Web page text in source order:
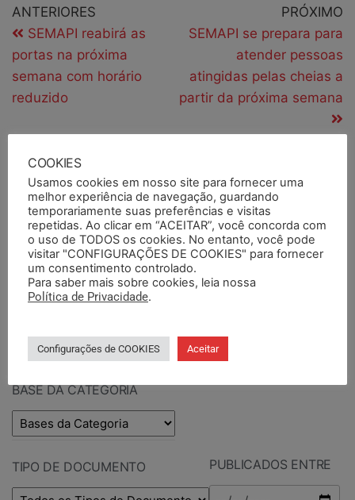
ANTERIORES
SEMAPI reabirá as
portas na próxima
semana com horário
reduzido
PRÓXIMO
SEMAPI se prepara para
atender pessoas
atingidas pelas cheias a
partir da próxima semana
PESQUISAR
PESQUISAR DOCUMENTOS
BASE DA CATEGORIA
TIPO DE DOCUMENTO PUBLICADOS ENTRE
COOKIES
Usamos cookies em nosso site para fornecer uma
melhor experiência de navegação, guardando
temporariamente suas preferências e visitas
repetidas. Ao clicar em “ACEITAR”, você concorda com
o uso de TODOS os cookies. No entanto, você pode
visitar "CONFIGURAÇÕES DE COOKIES" para fornecer
um consentimento controlado.
Para saber mais sobre cookies, leia nossa
Política de Privacidade.
Configurações de COOKIES Aceitar